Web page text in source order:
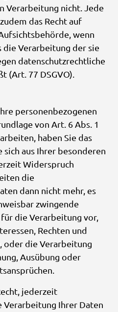
Verarbeitung nicht. Jede
das Recht auf
wenn
die Verarbeitung der sie
datenschutzrechtliche
(Art. 77 DSGVO).
personenbezogenen
von Art. 6 Abs. 1
haben Sie das
sich aus Ihrer besonderen
Widerspruch
die
dann nicht mehr, es
zwingende
die Verarbeitung vor,
Rechten und
oder die Verarbeitung
Ausübung oder
jederzeit
Verarbeitung Ihrer Daten